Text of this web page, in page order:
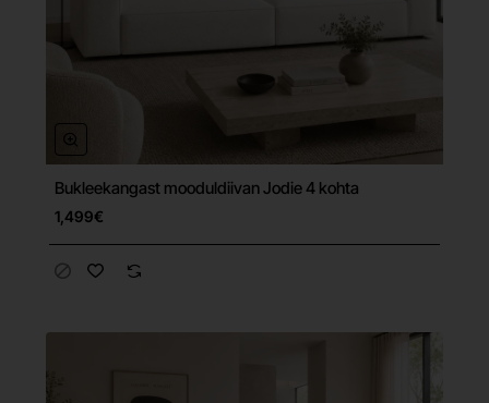
Tasuta tarne
Bukleekangast mooduldiivan Jodie 4 kohta
1,499€